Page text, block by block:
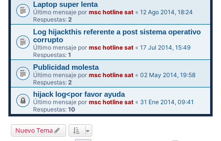
Laptop super lenta
Último mensaje pormsc hotline sat «12 Ago 2014, 18:24
Respuestas:2
Log hijackthis referente a post sistema operativo
corrupto
Último mensaje pormsc hotline sat «17 Jul 2014, 15:49
Respuestas:1
Publicidad molesta
Último mensaje pormsc hotline sat «02 May 2014, 19:58
Respuestas:2
hijack log<por favor ayuda
Último mensaje pormsc hotline sat « 31 Ene 2014, 09:41
Respuestas:10
Nuevo Tema